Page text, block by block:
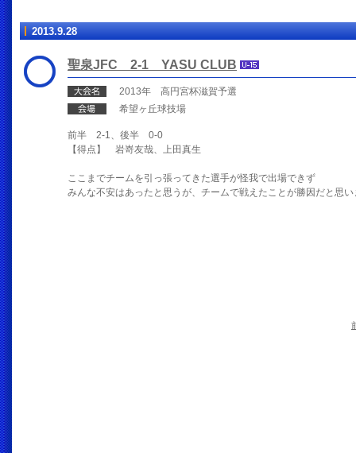
2013.9.28
聖泉JFC 2-1 YASU CLUB
2013年 高円宮杯滋賀予選
希望ヶ丘球技場
前半 2-1、後半 0-0
【得点】 岩嵜友哉、上田真生
ここまでチームを引っ張ってきた選手が怪我で出場できず
みんな不安はあったと思うが、チームで戦えたことが勝因だと思い